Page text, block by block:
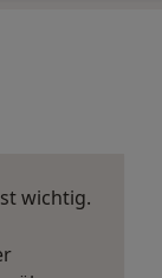
wichtig.